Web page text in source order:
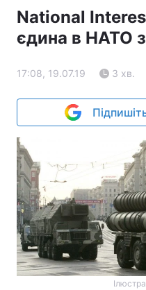
National
єдина в НАТО з
17:08, 19.07.19 3 хв.